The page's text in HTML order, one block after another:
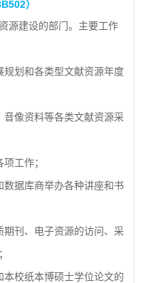
）
源建设的部门。主要工作
规划和各类型文献资源年度
音像资料等各类文献资源采
工作；
数据库商举办各种讲座和书
期刊、电子资源的访问、采
本校纸本博硕士学位论文的